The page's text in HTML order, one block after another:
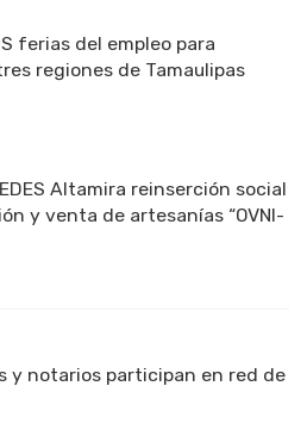
ferias del empleo para
regiones de Tamaulipas
Altamira reinserción social
y venta de artesanías “OVNI-
y notarios participan en red de